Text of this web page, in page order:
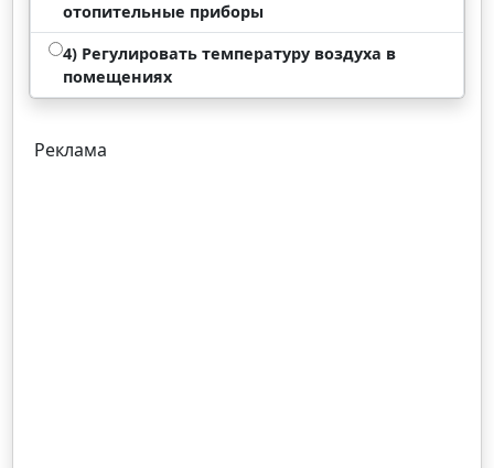
отопительные приборы
4) Регулировать температуру воздуха в
помещениях
Реклама